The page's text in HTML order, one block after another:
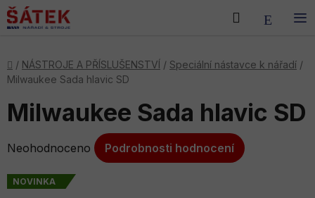
Přejít
na
Hledat
Domů
/ NÁSTROJE A PŘÍSLUŠENSTVÍ / Speciální nástavce k nářadí /
Milwaukee Sada hlavic SD
Milwaukee Sada hlavic SD
Průměrné
produktu
Neohodnoceno Podrobnosti hodnocení
NOVINKA